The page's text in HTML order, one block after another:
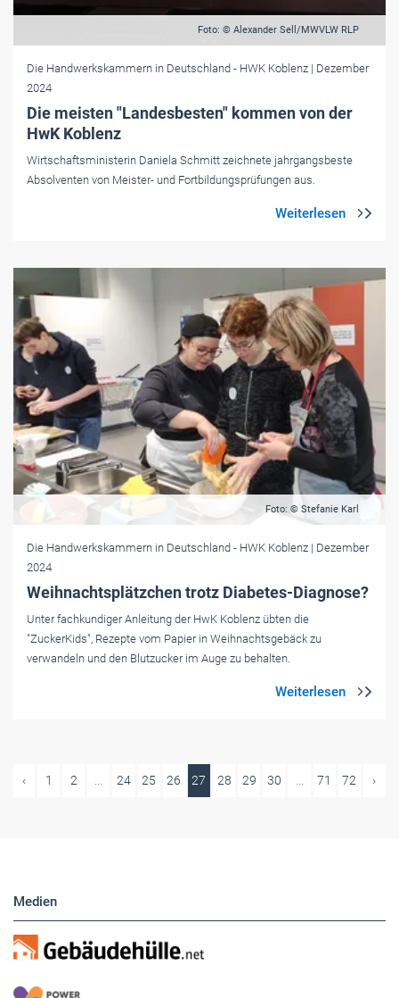
Foto: © Alexander Sell/MWVLW RLP
Die Handwerkskammern in Deutschland - HWK Koblenz | Dezember
2024
Die meisten "Landesbesten" kommen von der
HwK Koblenz
Wirtschaftsministerin Daniela Schmitt zeichnete jahrgangsbeste
Absolventen von Meister- und Fortbildungsprüfungen aus.
Foto: © Stefanie Karl
Die Handwerkskammern in Deutschland - HWK Koblenz | Dezember
2024
Weihnachtsplätzchen trotz Diabetes-Diagnose?
Unter fachkundiger Anleitung der HwK Koblenz übten die
"ZuckerKids", Rezepte vom Papier in Weihnachtsgebäck zu
verwandeln und den Blutzucker im Auge zu behalten.
‹ 1 2 ... 24 25 26 27 28 29 30 ... 71 72 ›
Medien